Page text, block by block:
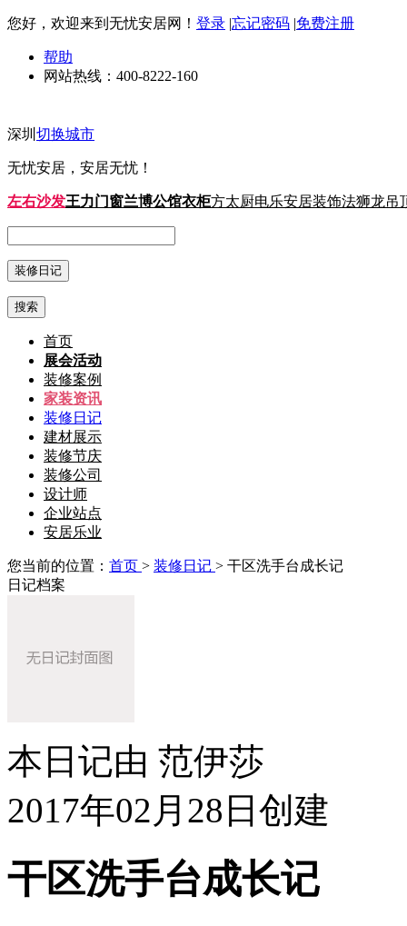
您好，欢迎来到无忧安居网！ 登录 |忘记密码 |免费注册
帮助
网站热线： 400-8222-160
深圳 切换城市
无忧安居，安居无忧！
左右沙发王力门窗兰博公馆衣柜方太厨电乐安居装饰法狮龙吊
搜索
首页
展会活动
装修案例
家装资讯
装修日记
建材展示
装修节庆
装修公司
设计师
企业站点
安居乐业
您当前的位置： 首页 > 装修日记 > 干区洗手台成长记
日记档案
本日记由 范伊莎
2017年02月28日创建
干区洗手台成长记